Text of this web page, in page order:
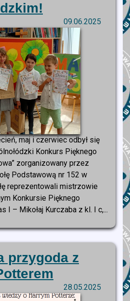
09.06.2025
maj i czerwiec odbył się
Konkurs Pięknego
zorganizowany przez
Podstawową nr 152 w
reprezentowali mistrzowie
Konkursie Pięknego
I – Mikołaj Kurczaba z kl. I c,...
przygoda z
28.05.2025